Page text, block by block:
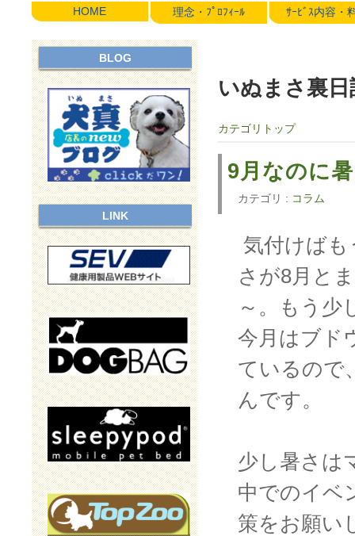
HOME 理念・ﾌﾟﾛﾌｨｰﾙ ｻｰﾋﾞｽ内容・
いぬまさ裏
カテゴリトップ
9月なのに
カテゴリ : コラム
気付けば
さが8月と
～。もう少
今月はブド
ているので
んです。
少し暑さは
中でのイベ
策をお願い
BLOG
LINK